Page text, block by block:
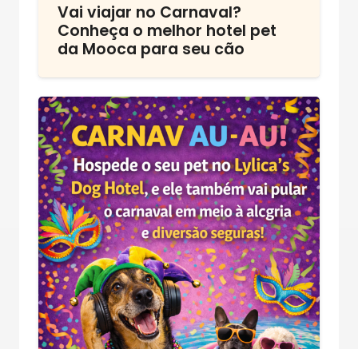
Vai viajar no Carnaval?
Conheça o melhor hotel pet
da Mooca para seu cão